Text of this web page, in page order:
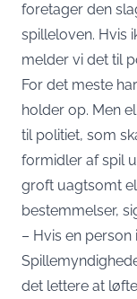
foretager den
spilleloven. Hvis
melder vi det til
For det meste
holder op. Men
til politiet, som
formidler af spil
groft uagtsomt
bestemmelser,
– Hvis en person
det lettere at